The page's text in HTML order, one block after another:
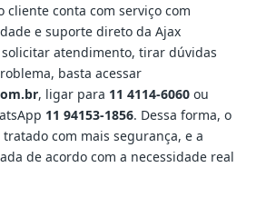
cliente conta com serviço com
e suporte direto da Ajax
solicitar atendimento, tirar dúvidas
basta acessar
, ligar para 11 4114-6060ou
11 94153-1856. Dessa forma, o
com mais segurança, e a
de acordo com a necessidade real